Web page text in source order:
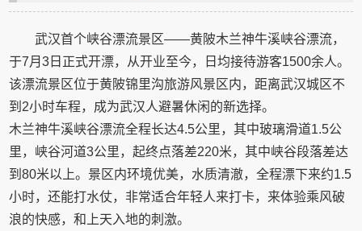
武汉首个峡谷漂流景区——黄陂木兰神牛溪峡谷漂流，
于7月3日正式开漂，从开业至今，日均接待游客1500余人。
该漂流景区位于黄陂锦里沟旅游风景区内，距离武汉城区不
到2小时车程，成为武汉人避暑休闲的新选择。
木兰神牛溪峡谷漂流全程长达4.5公里，其中玻璃滑道1.5公
里，峡谷河道3公里，起终点落差220米，其中峡谷段落差达
到80米以上。景区内环境优美，水质清澈，全程漂下来约1.5
小时，还能打水仗，非常适合年轻人来打卡，来体验乘风破
浪的快感，和上天入地的刺激。